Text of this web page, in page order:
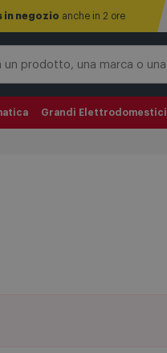
in negozio anche in 2 ore
Grandi Elettrodomestici